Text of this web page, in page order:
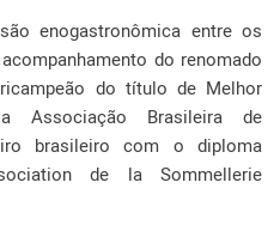
enogastronômica entre os
do renomado
do título de Melhor
Associação Brasileira de
brasileiro com o diploma
de la Sommellerie